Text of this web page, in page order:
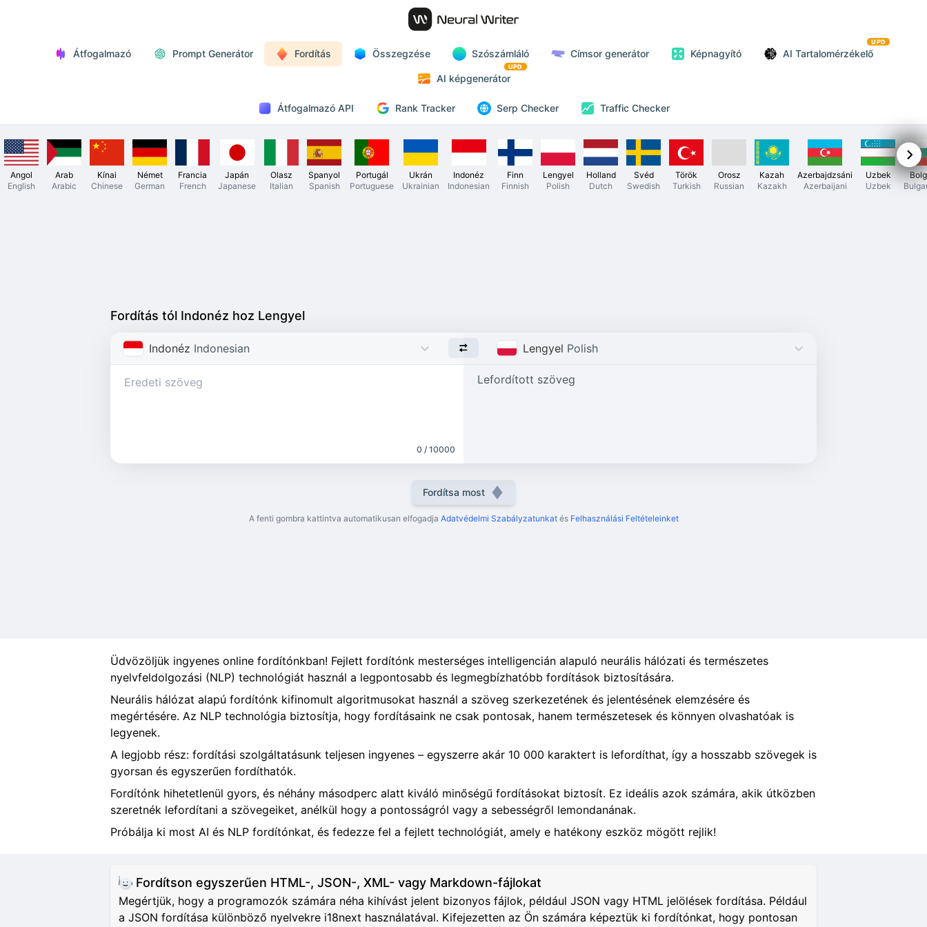
Átfogalmazó Prompt Generátor Fordítás Összegzése Szószámláló Címsor generátor Képnagyító AI Tartalomérzékelő
UPD
AI képgenerátor
UPD
Átfogalmazó API Rank Tracker Serp Checker Traffic Checker
Angol
English
Arab
Arabic
Kínai
Chinese
Német
German
Francia
French
Japán
Japanese
Olasz
Italian
Spanyol
Spanish
Portugál
Portuguese
Ukrán
Ukrainian
Indonéz
Indonesian
Finn
Finnish
Lengyel
Polish
Holland
Dutch
Svéd
Swedish
Török
Turkish
Orosz
Russian
Kazah
Kazakh
Azerbajdzsáni
Azerbaijani
Uzbek
Uzbek
Fordítás tól Indonéz hoz Lengyel
Indonéz Indonesian Lengyel Polish
0 / 10000
Lefordított szöveg
Fordítsa most
A fenti gombra kattintva automatikusan elfogadja Adatvédelmi Szabályzatunkat és Felhasználási Feltételeinket
Üdvözöljük ingyenes online fordítónkban! Fejlett fordítónk mesterséges intelligencián alapuló neurális hálózati és természetes
nyelvfeldolgozási (NLP) technológiát használ a legpontosabb és legmegbízhatóbb fordítások biztosítására.
Neurális hálózat alapú fordítónk kifinomult algoritmusokat használ a szöveg szerkezetének és jelentésének elemzésére és
megértésére. Az NLP technológia biztosítja, hogy fordításaink ne csak pontosak, hanem természetesek és könnyen olvashatóak is
legyenek.
A legjobb rész: fordítási szolgáltatásunk teljesen ingyenes – egyszerre akár 10 000 karaktert is lefordíthat, így a hosszabb szövegek is
gyorsan és egyszerűen fordíthatók.
Fordítónk hihetetlenül gyors, és néhány másodperc alatt kiváló minőségű fordításokat biztosít. Ez ideális azok számára, akik útközben
szeretnék lefordítani a szövegeiket, anélkül hogy a pontosságról vagy a sebességről lemondanának.
Próbálja ki most AI és NLP fordítónkat, és fedezze fel a fejlett technológiát, amely e hatékony eszköz mögött rejlik!
Fordítson egyszerűen HTML-, JSON-, XML- vagy Markdown-fájlokat
Megértjük, hogy a programozók számára néha kihívást jelent bizonyos fájlok, például JSON vagy HTML jelölések fordítása. Például
a JSON fordítása különböző nyelvekre i18next használatával. Kifejezetten az Ön számára képeztük ki fordítónkat, hogy pontosan